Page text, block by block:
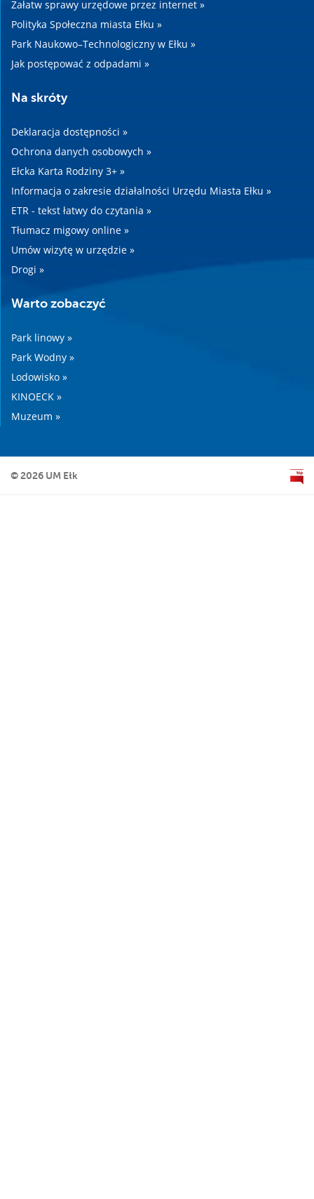
Załatw sprawy urzędowe przez internet »
Polityka Społeczna miasta Ełku »
Park Naukowo–Technologiczny w Ełku »
Jak postępować z odpadami »
Na skróty
Deklaracja dostępności »
Ochrona danych osobowych »
Ełcka Karta Rodziny 3+ »
Informacja o zakresie działalności Urzędu Miasta Ełku »
ETR - tekst łatwy do czytania »
Tłumacz migowy online »
Umów wizytę w urzędzie »
Drogi »
Warto zobaczyć
Park linowy »
Park Wodny »
Lodowisko »
KINOECK »
Muzeum »
© 2026 UM Ełk